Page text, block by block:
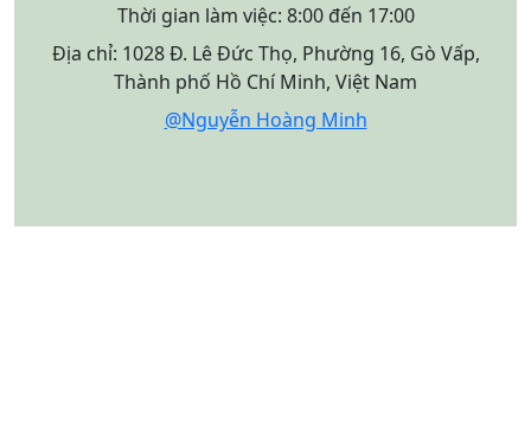
Thời gian làm việc: 8:00 đến 17:00
Địa chỉ: 1028 Đ. Lê Đức Thọ, Phường 16, Gò Vấp,
Thành phố Hồ Chí Minh, Việt Nam
@Nguyễn Hoàng Minh